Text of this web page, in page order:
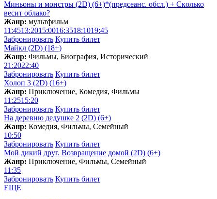
Миньоны и монстры (2D) (6+)*(предсеанс. обсл.) + Скoлько
весит облако?
Жанр: мультфильм
11:4513:2015:0016:3518:1019:45
Забронировать Купить билет
Майкл (2D) (18+)
Жанр: Фильмы, Биография, Исторический
21:2022:40
Забронировать Купить билет
Холоп 3 (2D) (16+)
Жанр: Приключение, Комедия, Фильмы
11:2515:20
Забронировать Купить билет
На деревню дедушке 2 (2D) (6+)
Жанр: Комедия, Фильмы, Семейный
10:50
Забронировать Купить билет
Мой дикий друг. Возвращение домой (2D) (6+)
Жанр: Приключение, Фильмы, Семейный
11:35
Забронировать Купить билет
ЕЩЕ